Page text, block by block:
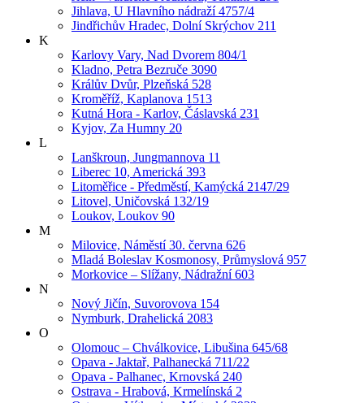
Jihlava, U Hlavního nádraží 4757/4
Jindřichův Hradec, Dolní Skrýchov 211
K
Karlovy Vary, Nad Dvorem 804/1
Kladno, Petra Bezruče 3090
Králův Dvůr, Plzeňská 528
Kroměříž, Kaplanova 1513
Kutná Hora - Karlov, Čáslavská 231
Kyjov, Za Humny 20
L
Lanškroun, Jungmannova 11
Liberec 10, Americká 393
Litoměřice - Předměstí, Kamýcká 2147/29
Litovel, Uničovská 132/19
Loukov, Loukov 90
M
Milovice, Náměstí 30. června 626
Mladá Boleslav Kosmonosy, Průmyslová 957
Morkovice – Slížany, Nádražní 603
N
Nový Jičín, Suvorovova 154
Nymburk, Drahelická 2083
O
Olomouc – Chválkovice, Libušina 645/68
Opava - Jaktař, Palhanecká 711/22
Opava - Palhanec, Krnovská 240
Ostrava - Hrabová, Krmelínská 2